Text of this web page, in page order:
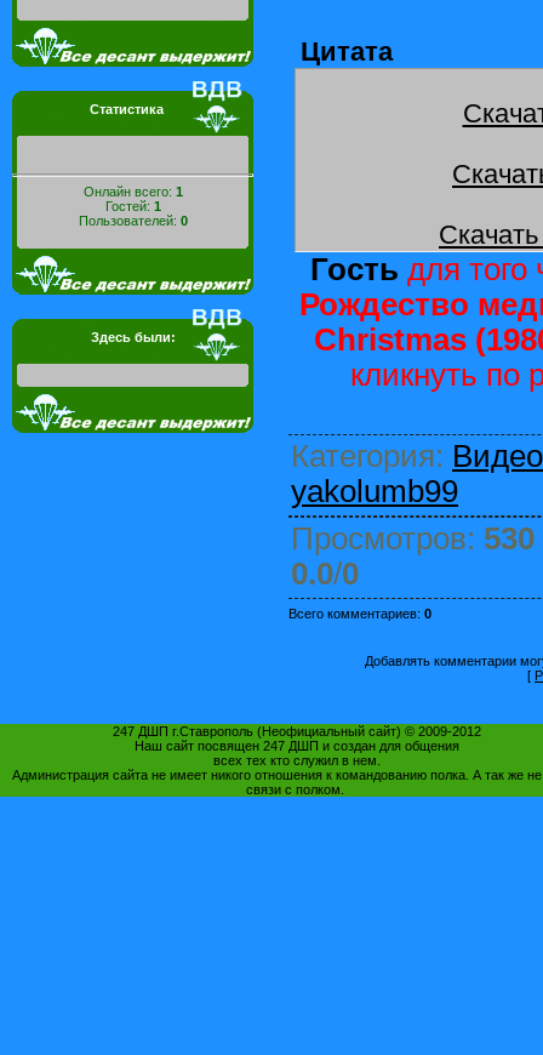
Статистика
Онлайн всего: 1
Гостей: 1
Пользователей: 0
Здесь были:
Цитата
Гость для того
Рождество
Christmas
кликнуть
Категория: Видео
yakolumb99
Просмотров: 530
0.0/0
Всего комментариев: 0
Добавлять комментарии
[
247 ДШП г.Ставрополь (Неофициальный сайт) © 2009-2012
Наш сайт посвящен 247 ДШП и создан для общения
всех тех кто служил в нем.
Администрация сайта не имеет никого отношения к командованию полка. А так же
связи с полком.